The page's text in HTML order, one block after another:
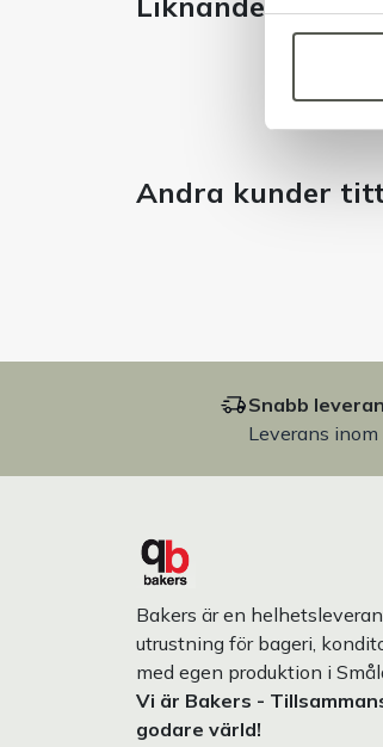
Andra kunder
Snabb
Leverans
Bakers är en
utrustning för bageri,
med egen produktion i
Vi är Bakers -
godare värld!